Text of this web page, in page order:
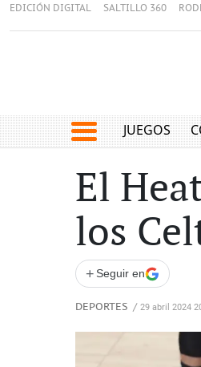
EDICIÓN DIGITAL SALTILLO 360
JUEGOS
El
los
+ Seguir en
DEPORTES / 29 abril 2024